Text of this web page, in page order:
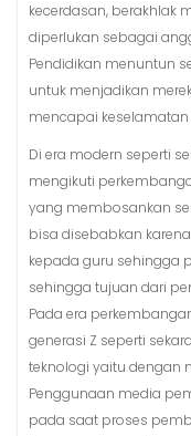
kecerdasan, berakhlak
diperlukan sebagai
Pendidikan menuntun
untuk menjadikan
mencapai
Di era modern seperti
mengikuti
yang membosankan
bisa disebabkan
kepada guru sehingga
sehingga tujuan dari
Pada era
generasi Z seperti
teknologi yaitu dengan
Penggunaan media
pada saat proses